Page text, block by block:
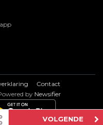
VOLGENDE
Contact
by Newsifier